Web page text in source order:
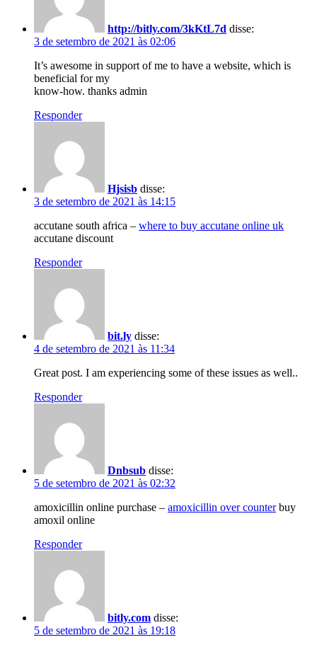
http://bitly.com/3kKtL7d disse:
3 de setembro de 2021 às 02:06
It’s awesome in support of me to have a website, which is
beneficial for my
know-how. thanks admin
Responder
Hjsisb disse:
3 de setembro de 2021 às 14:15
accutane south africa – where to buy accutane online uk
accutane discount
Responder
bit.ly disse:
4 de setembro de 2021 às 11:34
Great post. I am experiencing some of these issues as well..
Responder
Dnbsub disse:
5 de setembro de 2021 às 02:32
amoxicillin online purchase – amoxicillin over counterbuy
amoxil online
Responder
bitly.com disse:
5 de setembro de 2021 às 19:18